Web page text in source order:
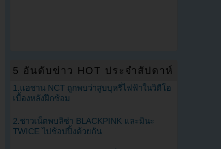
5 อันดับข่าว HOT ประจำสัปดาห์
1.แฮชาน NCT ถูกพบว่าสูบบุหรี่ไฟฟ้าในวิดีโอ
เบื้องหลังฝึกซ้อม
2.ชาวเน็ตพบลิซ่า BLACKPINK และมินะ
TWICE ไปช้อปปิ้งด้วยกัน